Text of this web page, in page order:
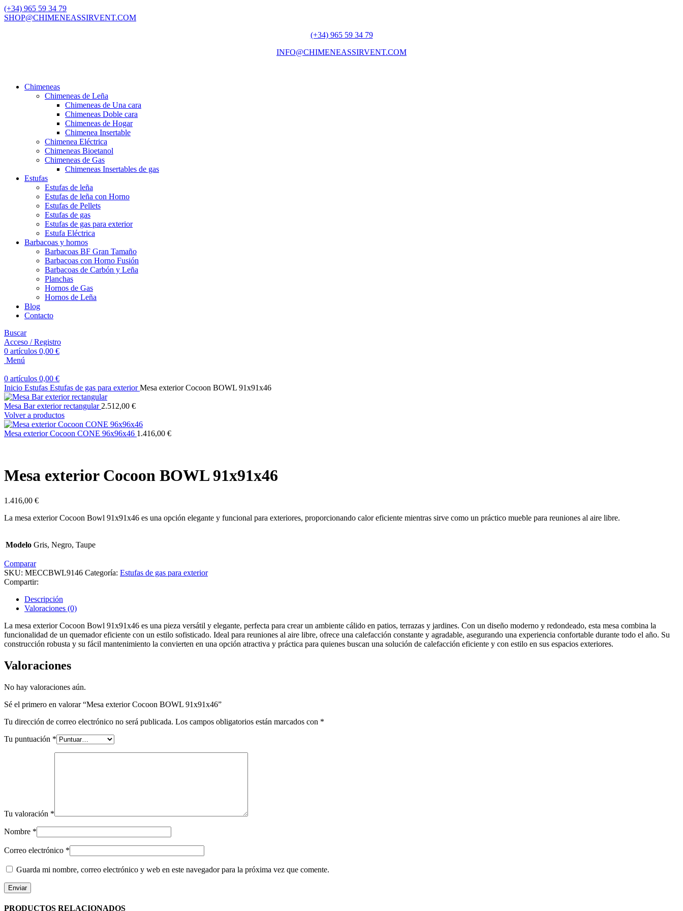
(+34) 965 59 34 79
SHOP@CHIMENEASSIRVENT.COM
(+34) 965 59 34 79
INFO@CHIMENEASSIRVENT.COM
Chimeneas
Chimeneas de Leña
Chimeneas de Una cara
Chimeneas Doble cara
Chimeneas de Hogar
Chimenea Insertable
Chimenea Eléctrica
Chimeneas Bioetanol
Chimeneas de Gas
Chimeneas Insertables de gas
Estufas
Estufas de leña
Estufas de leña con Horno
Estufas de Pellets
Estufas de gas
Estufas de gas para exterior
Estufa Eléctrica
Barbacoas y hornos
Barbacoas BF Gran Tamaño
Barbacoas con Horno Fusión
Barbacoas de Carbón y Leña
Planchas
Hornos de Gas
Hornos de Leña
Blog
Contacto
Buscar
Acceso / Registro
0 artículos 0,00 €
Menú
0 artículos 0,00 €
Inicio Estufas Estufas de gas para exteriorMesa exterior Cocoon BOWL 91x91x46
Mesa Bar exterior rectangular 2.512,00 €
Volver a productos
Mesa exterior Cocoon CONE 96x96x46 1.416,00 €
Mesa exterior Cocoon BOWL 91x91x46
1.416,00 €
La mesa exterior Cocoon Bowl 91x91x46 es una opción elegante y funcional para exteriores, proporcionando calor eficiente mientras sirve como un práctico mueble para reuniones al aire libre.
Modelo Gris, Negro, Taupe
Comparar
SKU: MECCBWL9146 Categoría: Estufas de gas para exterior
Compartir:
Descripción
Valoraciones (0)
La mesa exterior Cocoon Bowl 91x91x46 es una pieza versátil y elegante, perfecta para crear un ambiente cálido en patios, terrazas y jardines. Con un diseño moderno y redondeado, esta mesa combina la
funcionalidad de un quemador eficiente con un estilo sofisticado. Ideal para reuniones al aire libre, ofrece una calefacción constante y agradable, asegurando una experiencia confortable durante todo el año. Su
construcción robusta y su fácil mantenimiento la convierten en una opción atractiva y práctica para quienes buscan una solución de calefacción eficiente y con estilo en sus espacios exteriores.
Valoraciones
No hay valoraciones aún.
Sé el primero en valorar “Mesa exterior Cocoon BOWL 91x91x46”
Tu dirección de correo electrónico no será publicada. Los campos obligatorios están marcados con *
Tu puntuación *
Tu valoración *
Nombre *
Correo electrónico *
Guarda mi nombre, correo electrónico y web en este navegador para la próxima vez que comente.
PRODUCTOS RELACIONADOS